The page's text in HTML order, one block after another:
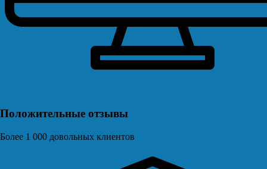
Положительные отзывы
Более 1 000 довольных клиентов